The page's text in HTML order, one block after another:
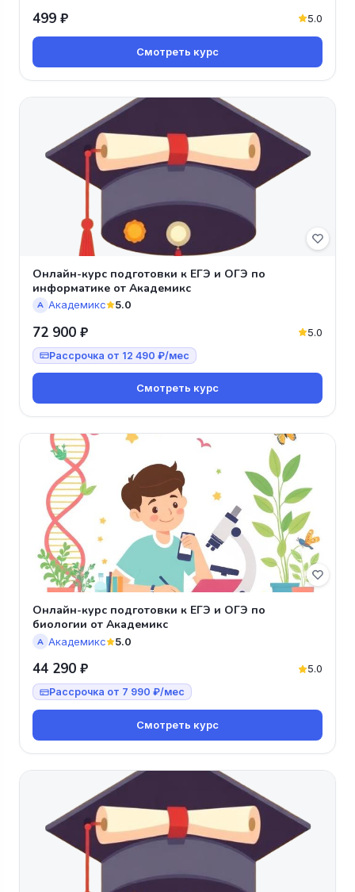
499 ₽ 5.0
Смотреть курс
Онлайн-курс подготовки к ЕГЭ и ОГЭ по
информатике от Академикс
А Академикс 5.0
72 900 ₽ 5.0
Рассрочка от 12 490 ₽/мес
Смотреть курс
Онлайн-курс подготовки к ЕГЭ и ОГЭ по
биологии от Академикс
А Академикс 5.0
44 290 ₽ 5.0
Рассрочка от 7 990 ₽/мес
Смотреть курс